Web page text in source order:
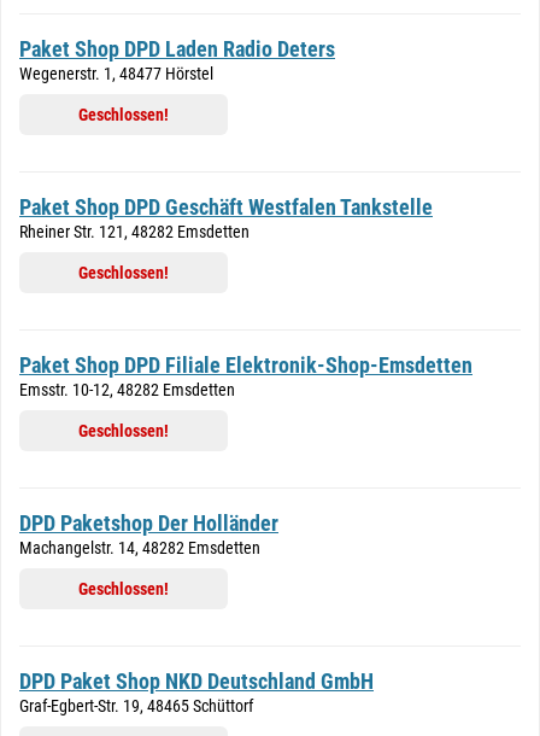
Paket Shop DPD Laden Radio Deters
Wegenerstr. 1, 48477 Hörstel
Geschlossen!
Paket Shop DPD Geschäft Westfalen Tankstelle
Rheiner Str. 121, 48282 Emsdetten
Geschlossen!
Paket Shop DPD Filiale Elektronik-Shop-Emsdetten
Emsstr. 10-12, 48282 Emsdetten
Geschlossen!
DPD Paketshop Der Holländer
Machangelstr. 14, 48282 Emsdetten
Geschlossen!
DPD Paket Shop NKD Deutschland GmbH
Graf-Egbert-Str. 19, 48465 Schüttorf